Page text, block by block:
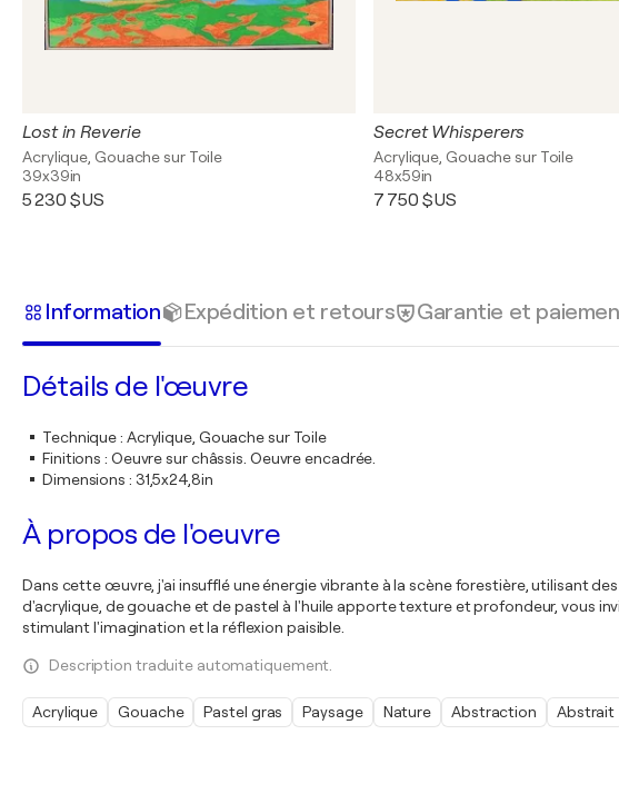
Lost in Reverie
Acrylique, Gouache sur Toile
39x39in
5 230 $US
Secret Whisperers
Acrylique, Gouache sur Toile
48x59in
7 750 $US
Information Expédition et retours Garantie et
Détails de l'œuvre
Technique: Acrylique, Gouache sur Toile
Finitions : Oeuvre sur châssis. Oeuvre encadrée.
Dimensions : 31,5x24,8in
À propos de l'oeuvre
Dans cette œuvre, j'ai insufflé une énergie vibrante à la scène forestière, utilisant
d'acrylique, de gouache et de pastel à l'huile apporte texture et profondeur, vous
stimulant l'imagination et la réflexion paisible.
Description traduite automatiquement.
Acrylique Gouache Pastel gras Paysage Nature Abstraction Abstrait